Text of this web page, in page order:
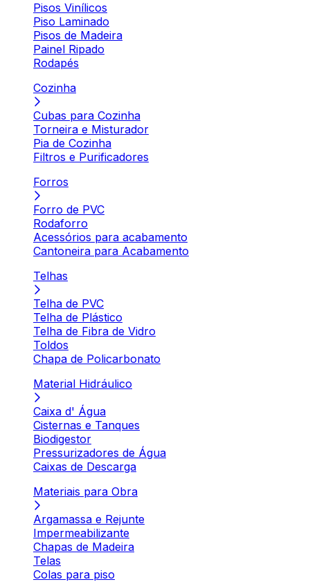
Pisos Vinílicos
Piso Laminado
Pisos de Madeira
Painel Ripado
Rodapés
Cozinha
Cubas para Cozinha
Torneira e Misturador
Pia de Cozinha
Filtros e Purificadores
Forros
Forro de PVC
Rodaforro
Acessórios para acabamento
Cantoneira para Acabamento
Telhas
Telha de PVC
Telha de Plástico
Telha de Fibra de Vidro
Toldos
Chapa de Policarbonato
Material Hidráulico
Caixa d' Água
Cisternas e Tanques
Biodigestor
Pressurizadores de Água
Caixas de Descarga
Materiais para Obra
Argamassa e Rejunte
Impermeabilizante
Chapas de Madeira
Telas
Colas para piso